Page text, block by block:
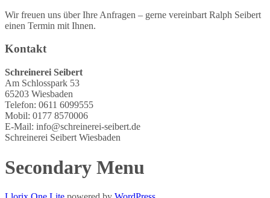
Wir freuen uns über Ihre Anfragen – gerne vereinbart Ralph Seibert
einen Termin mit Ihnen.
Kontakt
Schreinerei Seibert
Am Schlosspark 53
65203 Wiesbaden
Telefon: 0611 6099555
Mobil: 0177 8570006
E-Mail: info@schreinerei-seibert.de
Schreinerei Seibert Wiesbaden
Secondary Menu